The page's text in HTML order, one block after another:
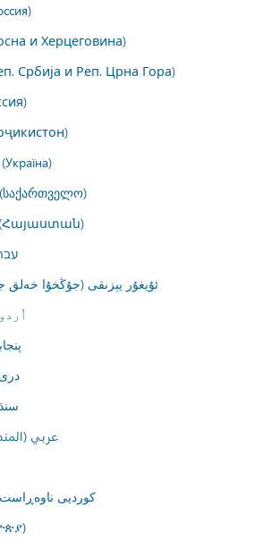
и Херцеговина)
Србија и Реп. Црна Гора)
ئۇيغۇر يېزىقى (جۇڭخۇا خەلق
عربي
کوردیی